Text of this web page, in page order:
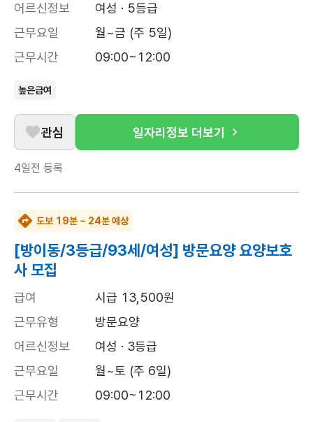
어르신정보
여성 · 5등급
근무요일
월~금 (주 5일)
근무시간
09:00~12:00
높은급여
관심 일자리정보 더보기
4일전 등록
도보 19분 ~ 24분 예상
[방이동/3등급/93세/여성] 방문요양 요양보호
사 모집
급여
시급 13,500원
근무유형
방문요양
어르신정보
여성 · 3등급
근무요일
월~토 (주 6일)
근무시간
09:00~12:00